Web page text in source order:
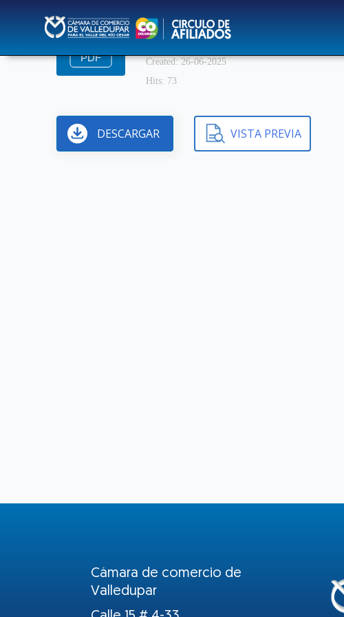
Periodico EDICIÓN 1 2025
Tamaño del archivo: 4.78 MB
Created: 26-06-2025
Hits: 73
DESCARGAR VISTA PREVIA
Cámara de comercio de
Valledupar